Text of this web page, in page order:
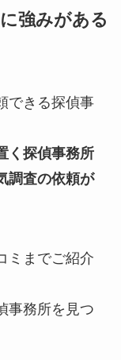
強みがある
できる探偵事
く探偵事務所
調査の依頼が
ミまでご紹介
事務所を見つ